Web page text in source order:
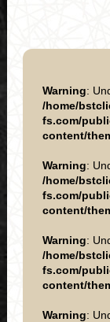
Warning:
/home/
fs.com/
content/
Warning:
/home/
fs.com/
content/
Warning:
/home/
fs.com/
content/
Warning: